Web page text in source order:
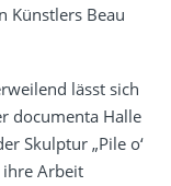
Künstlers Beau
lässt sich
documenta Halle
Skulptur „Pile o‘
ihre Arbeit